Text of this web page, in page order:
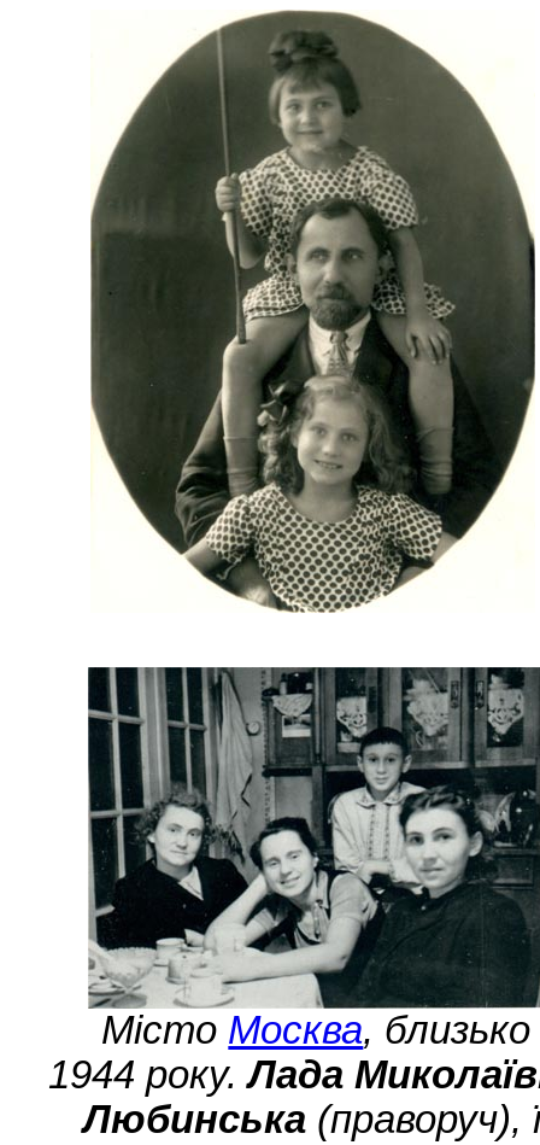
Місто Москва, близько
1944 року.Лада
Любинська(праворуч),